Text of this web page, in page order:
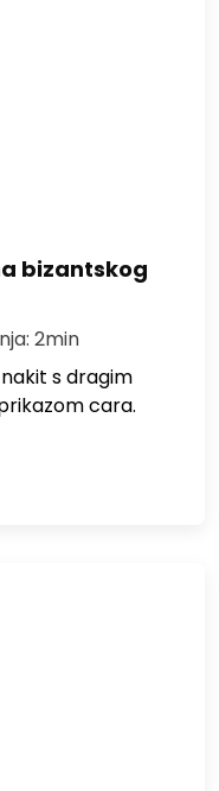
bizantskog
2min
s dragim
cara.